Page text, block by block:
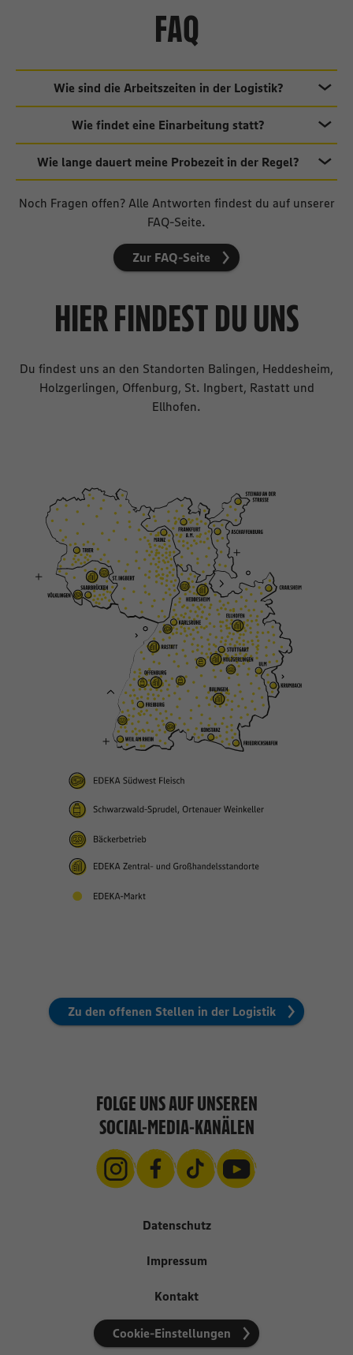
FAQ
Wie sind die Arbeitszeiten in der Logistik?
aufgeteilt in Schichtdiensten. Dabei haben die
jeweiligen Abteilungen und Standorte verschiedene
Arbeitszeiten. Mehr zu den Arbeitszeiten in der Logistik
Wie findet eine Einarbeitung statt?
umfangreiche Einarbeitung lernst du deinen
dich deine fachkundigen Kollegen:innen und das
facettenreiche Seminarangebot.
Wie lange dauert meine Probezeit in der Regel?
zwischen 3 und 6 Monate lang.
Noch Fragen offen? Alle Antworten findest du auf unserer
FAQ-Seite.
Zur FAQ-Seite
HIER FINDEST DU UNS
Du findest uns an den Standorten Balingen, Heddesheim,
Holzgerlingen, Offenburg, St. Ingbert, Rastatt und
Ellhofen.
Zu den offenen Stellen in der Logistik
FOLGE UNS AUF UNSEREN
SOCIAL-MEDIA-KANÄLEN
Datenschutz
Impressum
Kontakt
Cookie-Einstellungen